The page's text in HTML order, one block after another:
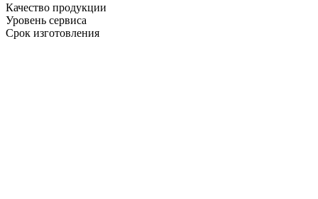
Качество продукции
Уровень сервиса
Срок изготовления